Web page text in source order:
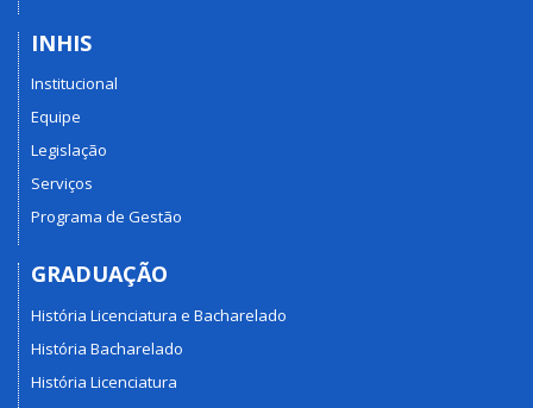
INHIS
Institucional
Equipe
Legislação
Serviços
Programa de Gestão
GRADUAÇÃO
História Licenciatura e Bacharelado
História Bacharelado
História Licenciatura